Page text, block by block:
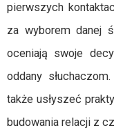
pierwszych
za wyborem danej
oceniają swoje
oddany
także usłyszeć
budowania relacji z